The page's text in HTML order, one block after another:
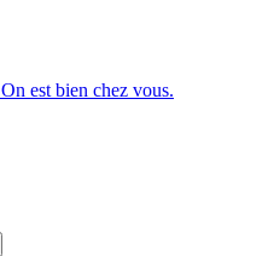
On est bien chez vous.